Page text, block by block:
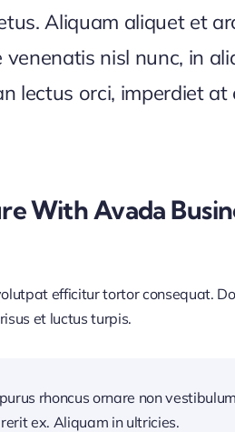
Aliquam aliquet et
nisl nunc, in
lectus orci, imperdiet
With Avada
efficitur tortor consequat.
et luctus turpis.
rhoncus ornare non
ex. Aliquam in ultricies.